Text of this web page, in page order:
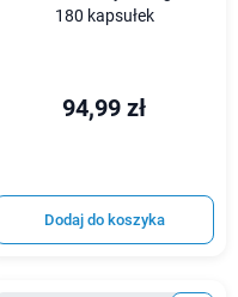
180 kapsułek
94,99 zł
Dodaj do koszyka